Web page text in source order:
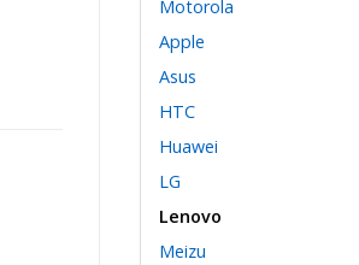
Motorola
Apple
Asus
HTC
Huawei
LG
Lenovo
Meizu